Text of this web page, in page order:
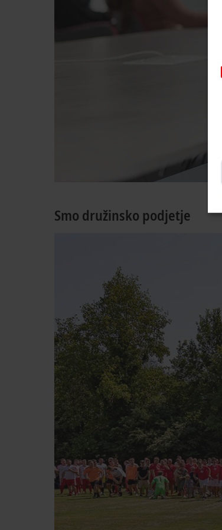
Smo družinsko podjetje